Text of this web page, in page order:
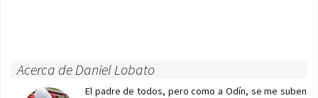
Acerca de Daniel Lobato
El padre de todos, pero como a Odín, se me suben